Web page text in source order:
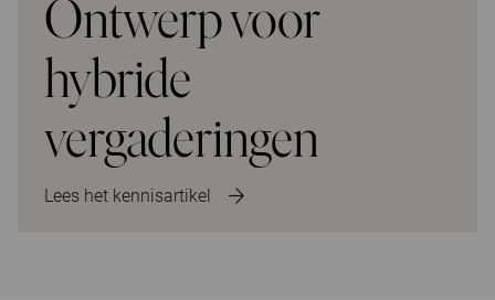
Ontwerp voor
hybride
vergaderingen
Lees het kennisartikel